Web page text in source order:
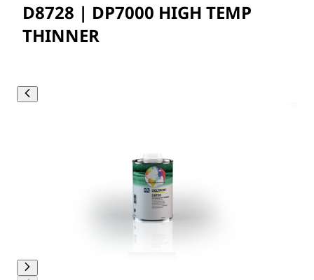
D8728 | DP7000 HIGH TEMP
THINNER